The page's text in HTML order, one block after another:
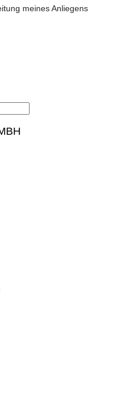
meines Anliegens